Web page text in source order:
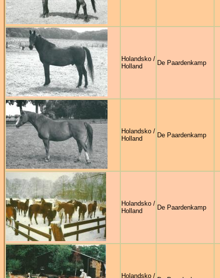
Holandsko /
Holland
De Paardenkamp
Holandsko /
Holland
De Paardenkamp
Holandsko /
Holland
De Paardenkamp
Holandsko /